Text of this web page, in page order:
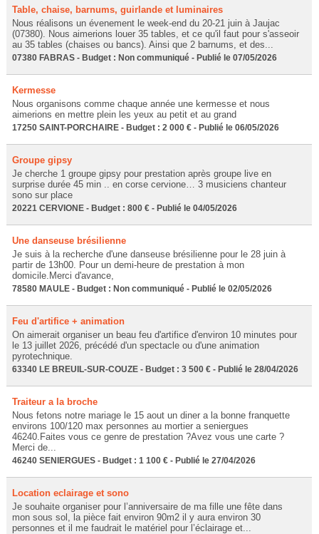
Table, chaise, barnums, guirlande et luminaires
Nous réalisons un évenement le week-end du 20-21 juin à Jaujac
(07380). Nous aimerions louer 35 tables, et ce qu'il faut pour s'asseoir
au 35 tables (chaises ou bancs). Ainsi que 2 barnums, et des...
07380 FABRAS - Budget : Non communiqué - Publié le 07/05/2026
Kermesse
Nous organisons comme chaque année une kermesse et nous
aimerions en mettre plein les yeux au petit et au grand
17250 SAINT-PORCHAIRE - Budget : 2 000 € - Publié le 06/05/2026
Groupe gipsy
Je cherche 1 groupe gipsy pour prestation après groupe live en
surprise durée 45 min .. en corse cervione… 3 musiciens chanteur
sono sur place
20221 CERVIONE - Budget : 800 € - Publié le 04/05/2026
Une danseuse brésilienne
Je suis à la recherche d'une danseuse brésilienne pour le 28 juin à
partir de 13h00. Pour un demi-heure de prestation à mon
domicile.Merci d'avance,
78580 MAULE - Budget : Non communiqué - Publié le 02/05/2026
Feu d'artifice + animation
On aimerait organiser un beau feu d'artifice d'environ 10 minutes pour
le 13 juillet 2026, précédé d'un spectacle ou d'une animation
pyrotechnique.
63340 LE BREUIL-SUR-COUZE - Budget : 3 500 € - Publié le 28/04/2026
Traiteur a la broche
Nous fetons notre mariage le 15 aout un diner a la bonne franquette
environs 100/120 max personnes au mortier a seniergues
46240.Faites vous ce genre de prestation ?Avez vous une carte ?
Merci de...
46240 SENIERGUES - Budget : 1 100 € - Publié le 27/04/2026
Location eclairage et sono
Je souhaite organiser pour l’anniversaire de ma fille une fête dans
mon sous sol, la pièce fait environ 90m2 il y aura environ 30
personnes et il me faudrait le matériel pour l’éclairage et...